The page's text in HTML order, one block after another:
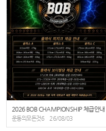
2026 BOB CHAMPIONSHIP 체급안내
운동의모든것6 26/08/03